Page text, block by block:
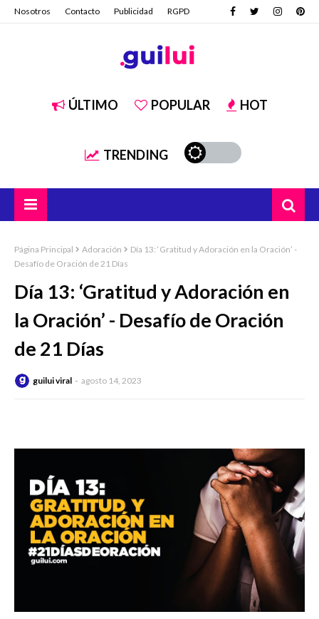
Nosotros Contacto Publicidad RGPD
ÚLTIMO POPULAR HOT
TRENDING
Página Principal Adoración
Día 13: ‘Gratitud y Adoración en la Oración’ -
Desafío de Oración de 21 Días
Día 13: ‘Gratitud y Adoración en
la Oración’ - Desafío de Oración
de 21 Días
guilui viral agosto 14, 2023